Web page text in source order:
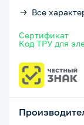
Все
Сертификат
Код ТРУ для